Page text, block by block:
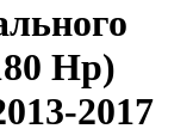
Hp)
2017